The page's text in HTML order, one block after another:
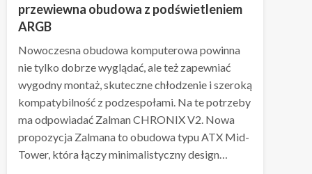
przewiewna obudowa z podświetleniem
ARGB
Nowoczesna obudowa komputerowa powinna
nie tylko dobrze wyglądać, ale też zapewniać
wygodny montaż, skuteczne chłodzenie i szeroką
kompatybilność z podzespołami. Na te potrzeby
ma odpowiadać Zalman CHRONIX V2. Nowa
propozycja Zalmana to obudowa typu ATX Mid-
Tower, która łączy minimalistyczny design…